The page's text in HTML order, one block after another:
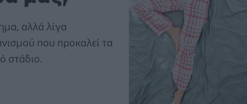
αλλά λίγα
που προκαλεί τα
στάδιο.